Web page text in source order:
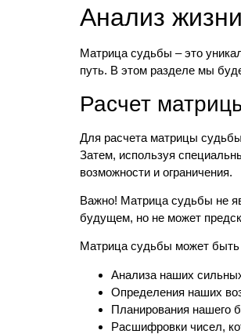
Анализ
Матрица судьбы – это
путь. В этом разделе мы
Расчет
Для расчета матрицы
Затем, используя
возможности и ограничения.
Важно! Матрица судьбы не
будущем, но не может
Матрица судьбы может быть
Анализа наших
Определения наших
Планирования нашего
Расшифровки чисел,